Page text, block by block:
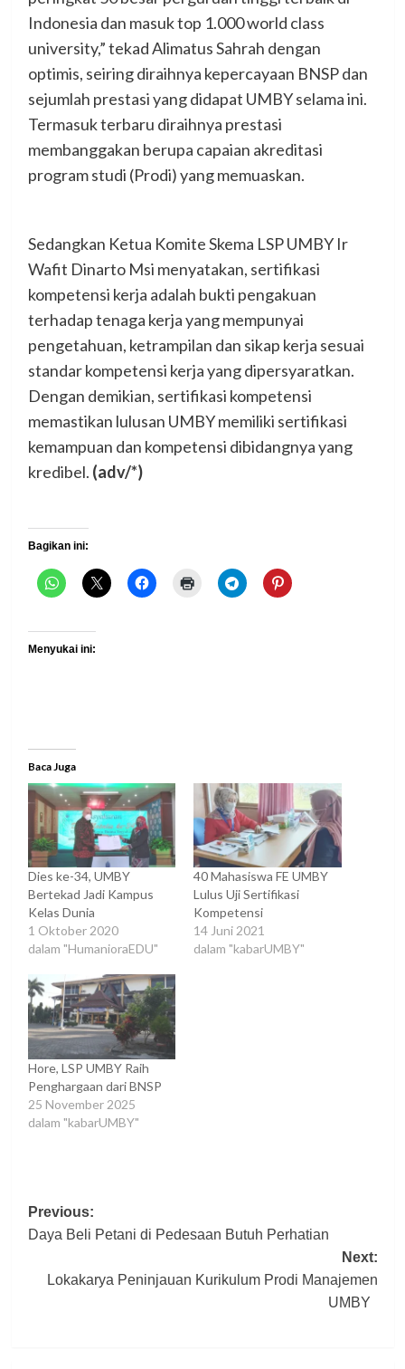
Indonesia dan masuk top 1.000 world class
university,” tekad Alimatus Sahrah dengan
optimis, seiring diraihnya kepercayaan BNSP dan
sejumlah prestasi yang didapat UMBY selama ini.
Termasuk terbaru diraihnya prestasi
membanggakan berupa capaian akreditasi
program studi (Prodi) yang memuaskan.
Sedangkan Ketua Komite Skema LSP UMBY Ir
Wafit Dinarto Msi menyatakan, sertifikasi
kompetensi kerja adalah bukti pengakuan
terhadap tenaga kerja yang mempunyai
pengetahuan, ketrampilan dan sikap kerja sesuai
standar kompetensi kerja yang dipersyaratkan.
Dengan demikian, sertifikasi kompetensi
memastikan lulusan UMBY memiliki sertifikasi
kemampuan dan kompetensi dibidangnya yang
kredibel. (adv/*)
Bagikan ini:
Menyukai ini:
Baca Juga
Dies ke-34, UMBY
Bertekad Jadi Kampus
Kelas Dunia
1 Oktober 2020
dalam "HumanioraEDU"
40 Mahasiswa FE UMBY
Lulus Uji Sertifikasi
Kompetensi
14 Juni 2021
dalam "kabarUMBY"
Hore, LSP UMBY Raih
Penghargaan dari BNSP
25 November 2025
dalam "kabarUMBY"
Post
navigation
Previous:
Daya Beli Petani di Pedesaan Butuh Perhatian
Next:
Lokakarya Peninjauan Kurikulum Prodi Manajemen
UMBY